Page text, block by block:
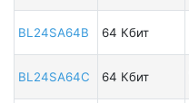
BL24SA64B 64 Кбит
BL24SA64C 64 Кбит